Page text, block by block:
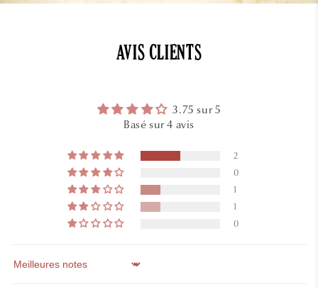
AVIS CLIENTS
3.75 sur 5
Basé sur 4 avis
2
0
1
1
0
Sort by